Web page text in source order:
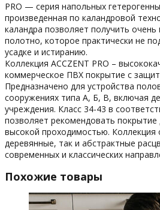
PRO — серия напольных
произведенная по каландровой
каландра позволяет получить
полотно, которое практически не
усадке и истиранию.
Коллекция ACCZENT PRO –
коммерческое ПВХ покрытие с
Предназначено для устройства
сооружениях типа А, Б, В, включая
учреждения. Класс 34-43 в
позволяет рекомендовать
высокой проходимостью. Коллекция
деревянные, так и абстрактные
современных и классических
Похожие товары